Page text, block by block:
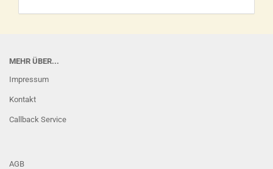
MEHR ÜBER...
Impressum
Kontakt
Callback Service
AGB